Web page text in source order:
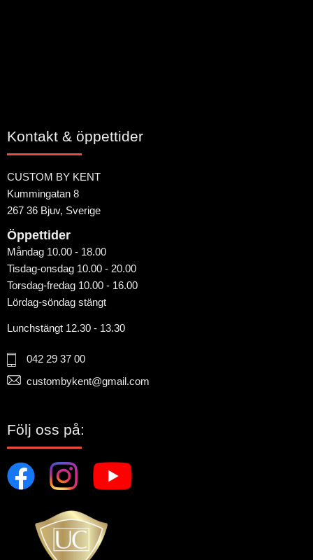
Kontakt & öppettider
CUSTOM BY KENT
Kummingatan 8
267 36 Bjuv, Sverige
Öppettider
Måndag 10.00 - 18.00
Tisdag-onsdag 10.00 - 20.00
Torsdag-fredag 10.00 - 16.00
Lördag-söndag stängt
Lunchstängt 12.30 - 13.30
042 29 37 00
custombykent@gmail.com
Följ oss på: